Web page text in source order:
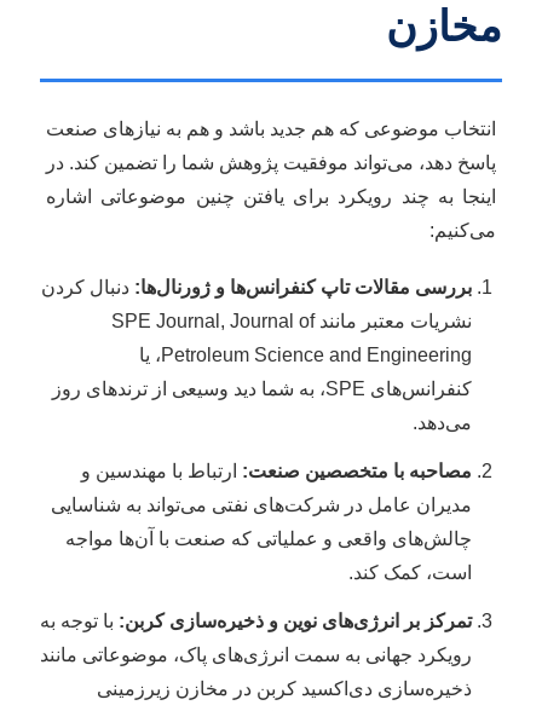
مخازن
انتخاب موضوعی که هم جدید باشد و هم به نیازهای صنعت
پاسخ دهد، می‌تواند موفقیت پژوهش شما را تضمین کند. در
اینجا به چند رویکرد برای یافتن چنین موضوعاتی اشاره
می‌کنیم:
بررسی مقالات تاپ کنفرانس‌ها و ژورنال‌ها: دنبال کردن
نشریات معتبر مانند SPE Journal, Journal of
Petroleum Science and Engineering، یا
کنفرانس‌های SPE، به شما دید وسیعی از ترندهای روز
می‌دهد.
مصاحبه با متخصصین صنعت: ارتباط با مهندسین و
مدیران عامل در شرکت‌های نفتی می‌تواند به شناسایی
چالش‌های واقعی و عملیاتی که صنعت با آن‌ها مواجه
است، کمک کند.
تمرکز بر انرژی‌های نوین و ذخیره‌سازی کربن: با توجه به
رویکرد جهانی به سمت انرژی‌های پاک، موضوعاتی مانند
ذخیره‌سازی دی‌اکسید کربن در مخازن زیرزمینی